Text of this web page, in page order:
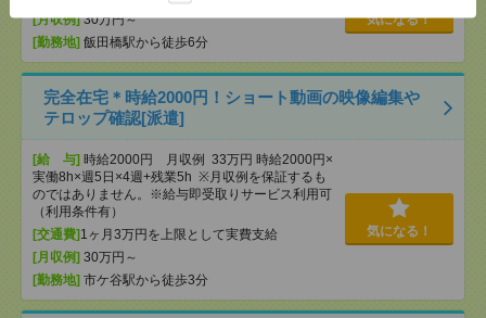
[月収例]30万円～
[勤務地] 飯田橋駅から徒歩6分
気になる！
完全在宅＊時給2000円！ショート動画の映像編集や
テロップ確認[派遣]
[給 与] 時給2000円 月収例 33万円 時給2000円×
実働8h×週5日×4週+残業5h ※月収例を保証するも
のではありません。※給与即受取りサービス利用可
（利用条件有）
[交通費]1ヶ月3万円を上限として実費支給
[月収例] 30万円～
[勤務地] 市ケ谷駅から徒歩3分
気になる！